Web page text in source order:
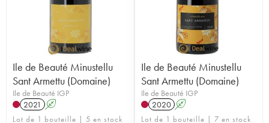
Ile de Beauté Minustellu
Sant Armettu (Domaine)
Ile de Beauté IGP
2021
A
Lot de 1 bouteille | 5 en stock
Ile de Beauté Minustellu
Sant Armettu (Domaine)
Ile de Beauté IGP
2020 A
Lot de 1 bouteille | 7 en stock